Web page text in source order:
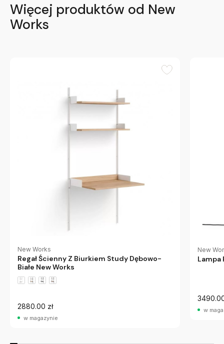
Więcej produktów od New
Works
New Works
Regał Ścienny Z Biurkiem Study Dębowo-
Białe New Works
2880.00 zł
w magazynie
New
Lampa
w